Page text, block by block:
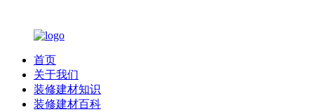
首页
关于我们
装修建材知识
装修建材百科